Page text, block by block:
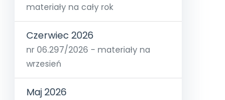
materiały na cały rok
Czerwiec 2026
nr 06.297/2026 - materiały na
wrzesień
Maj 2026